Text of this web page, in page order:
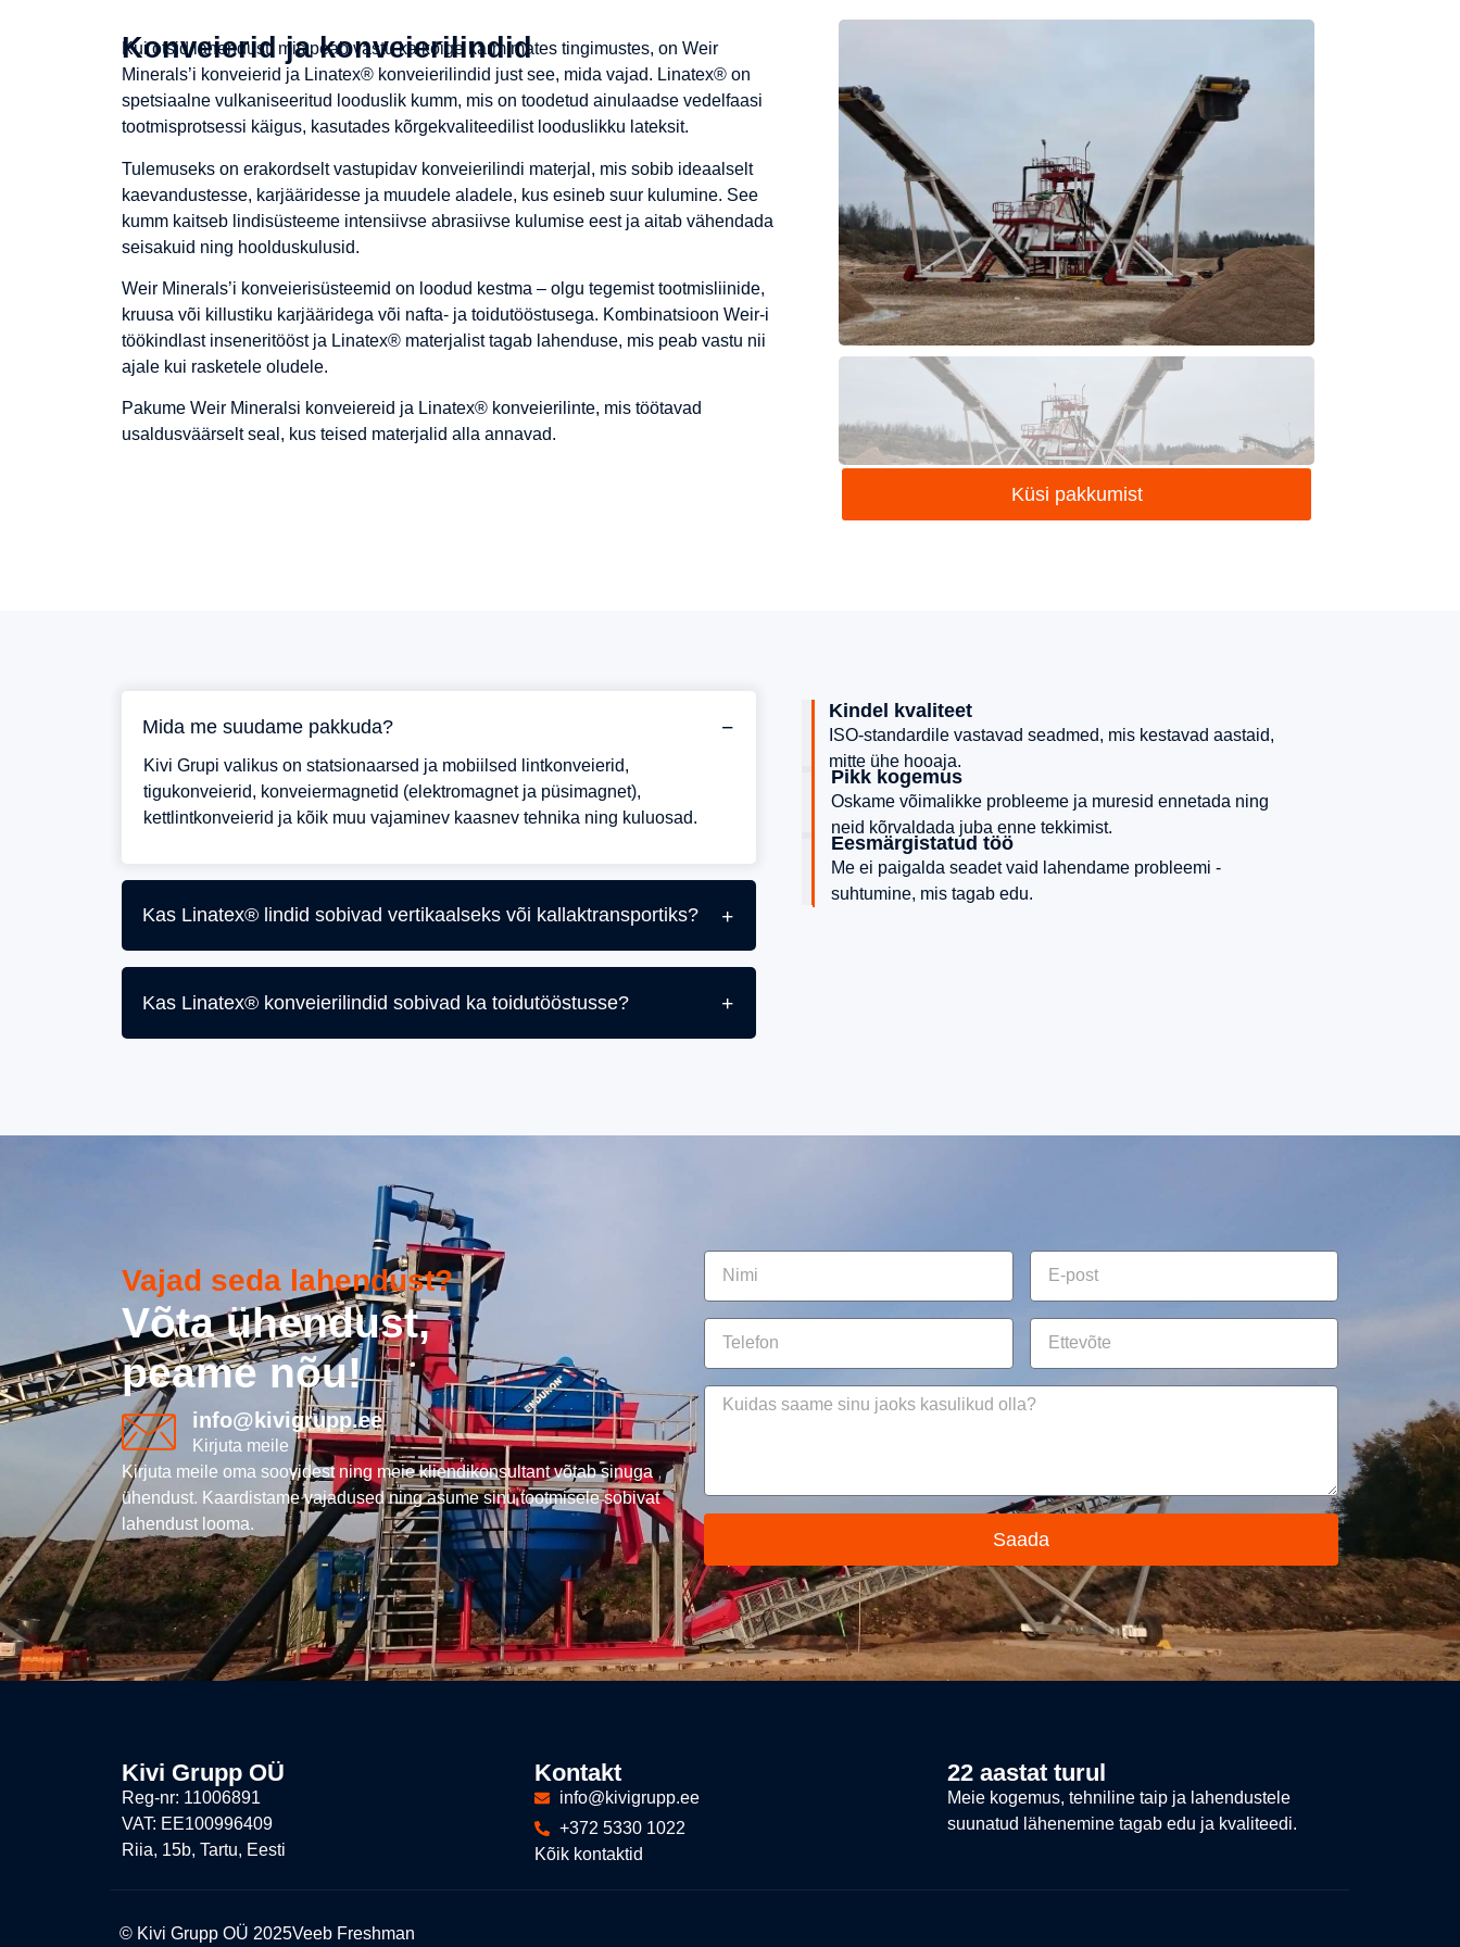
Konveierid ja konveierilindid
Kui otsid lahendust, mis peab vastu ka kõige karmimates tingimustes, on Weir
Minerals’i konveierid ja Linatex® konveierilindid just see, mida vajad. Linatex® on
spetsiaalne vulkaniseeritud looduslik kumm, mis on toodetud ainulaadse vedelfaasi
tootmisprotsessi käigus, kasutades kõrgekvaliteedilist looduslikku lateksit.
Tulemuseks on erakordselt vastupidav konveierilindi materjal, mis sobib ideaalselt
kaevandustesse, karjääridesse ja muudele aladele, kus esineb suur kulumine. See
kumm kaitseb lindisüsteeme intensiivse abrasiivse kulumise eest ja aitab vähendada
seisakuid ning hoolduskulusid.
Weir Minerals’i konveierisüsteemid on loodud kestma – olgu tegemist tootmisliinide,
kruusa või killustiku karjääridega või nafta- ja toidutööstusega. Kombinatsioon Weir-i
töökindlast inseneritööst ja Linatex® materjalist tagab lahenduse, mis peab vastu nii
ajale kui rasketele oludele.
Pakume Weir Mineralsi konveiereid ja Linatex® konveierilinte, mis töötavad
usaldusväärselt seal, kus teised materjalid alla annavad.
Küsi pakkumist
Mida me suudame pakkuda?
Kivi Grupi valikus on statsionaarsed ja mobiilsed lintkonveierid,
tigukonveierid, konveiermagnetid (elektromagnet ja püsimagnet),
kettlintkonveierid ja kõik muu vajaminev kaasnev tehnika ning kuluosad.
Kas Linatex® lindid sobivad vertikaalseks või kallaktransportiks?
Kas Linatex® konveierilindid sobivad ka toidutööstusse?
Kindel kvaliteet
ISO-standardile vastavad seadmed, mis kestavad aastaid,
mitte ühe hooaja.
Pikk kogemus
Oskame võimalikke probleeme ja muresid ennetada ning
neid kõrvaldada juba enne tekkimist.
Eesmärgistatud töö
Me ei paigalda seadet vaid lahendame probleemi -
suhtumine, mis tagab edu.
Vajad seda lahendust?
Võta ühendust,
peame nõu!
info@kivigrupp.ee
Kirjuta meile
Kirjuta meile oma soovidest ning meie kliendikonsultant võtab sinuga
ühendust. Kaardistame vajadused ning asume sinu tootmisele sobivat
lahendust looma.
Saada
Kivi Grupp OÜ
Reg-nr: 11006891
VAT: EE100996409
Riia, 15b, Tartu, Eesti
Kontakt
info@kivigrupp.ee
+372 5330 1022
Kõik kontaktid
22 aastat turul
Meie kogemus, tehniline taip ja lahendustele
suunatud lähenemine tagab edu ja kvaliteedi.
© Kivi Grupp OÜ 2025Veeb Freshman